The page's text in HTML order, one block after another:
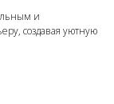
и
создавая уютную